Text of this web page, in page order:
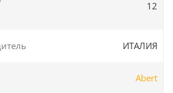
12
ИТАЛИЯ
Abert